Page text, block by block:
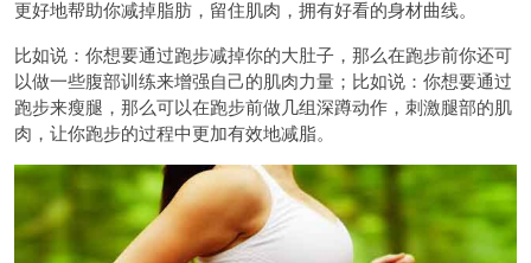
更好地帮助你减掉脂肪，留住肌肉，拥有好看的身材曲线。
比如说：你想要通过跑步减掉你的大肚子，那么在跑步前你还可
以做一些腹部训练来增强自己的肌肉力量；比如说：你想要通过
跑步来瘦腿，那么可以在跑步前做几组深蹲动作，刺激腿部的肌
肉，让你跑步的过程中更加有效地减脂。